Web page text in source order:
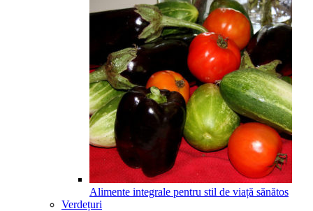
Alimente integrale pentru stil de viață sănătos
Verdețuri